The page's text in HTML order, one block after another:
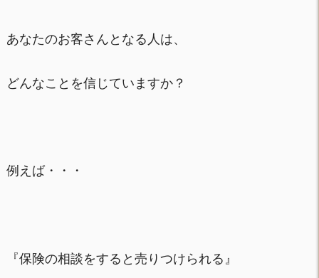
あなたのお客さんとなる人は、
どんなことを信じていますか？
例えば・・・
『保険の相談をすると売りつけられる』